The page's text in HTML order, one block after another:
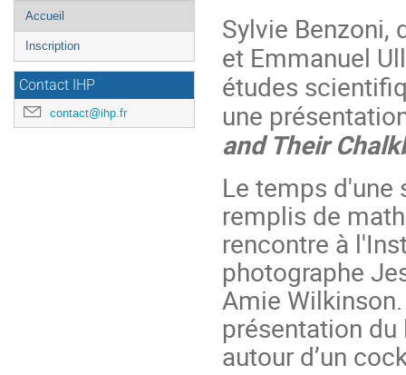
Menu
de
l'événement
Accueil
Inscription
Contact IHP
contact@ihp.fr
Sylvie Benzoni,
et Emmanuel
études
une
and Their
Le temps d'une
remplis de
rencontre à
photographe
Amie
présentation du
autour d’un